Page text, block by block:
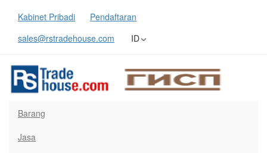
Kabinet Pribadi
Pendaftaran
sales@rstradehouse.com
ID
Barang
Jasa